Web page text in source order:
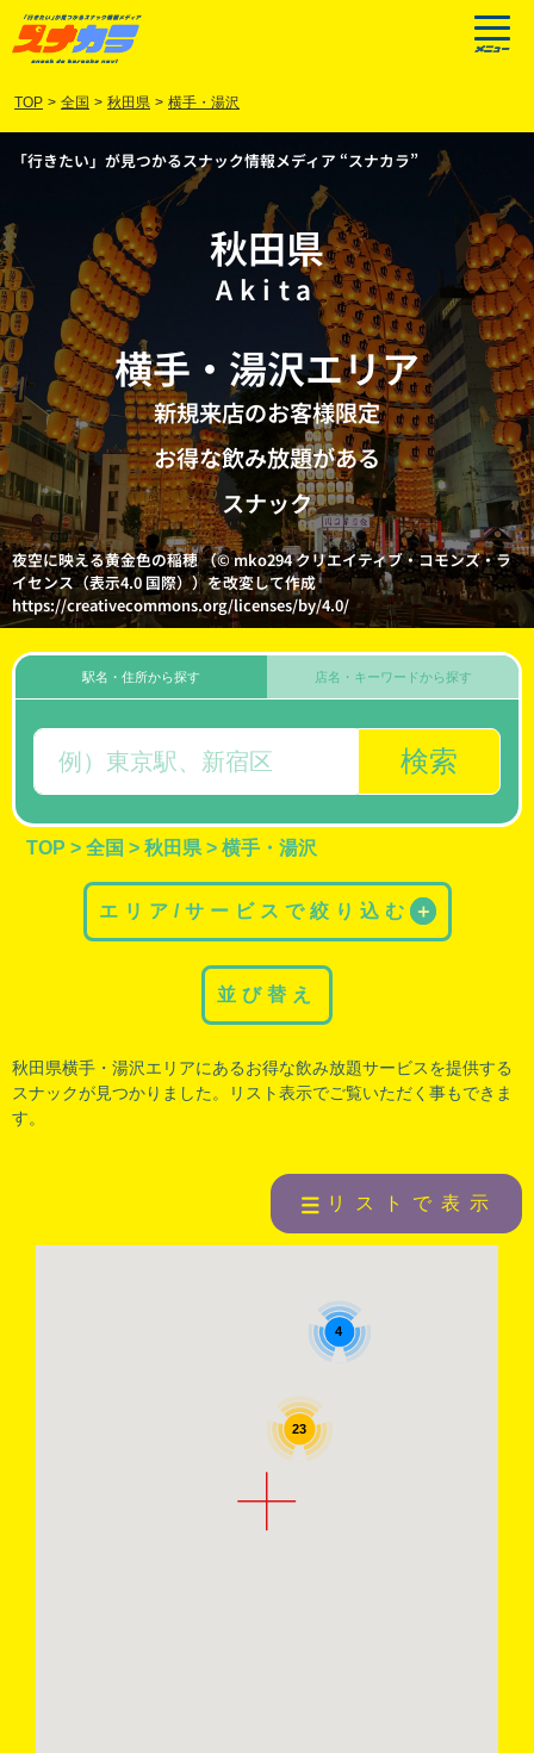
TOP > 全国 > 秋田県 > 横手・湯沢
「行きたい」が見つかるスナック情報メディア “スナカラ”
秋田県
Akita
横手 ・ 湯沢エリア
新規来店のお客様限定
お得な飲み放題がある
スナック
夜空に映える黄金色の稲穂 （© mko294 クリエイティブ・コモンズ・ラ
イセンス（表示4.0 国際））を改変して作成
https://creativecommons.org/licenses/by/4.0/
駅名・住所から探す
検索
店名・キーワードから探す
TOP > 全国 > 秋田県 > 横手・湯沢
エリア/サービスで絞り込む ＋
並び替え
秋田県横手 ・ 湯沢エリアにあるお得な飲み放題サービスを提供する
スナックが見つかりました。リスト表示でご覧いただく事もできま
す。
リストで表示
23
4